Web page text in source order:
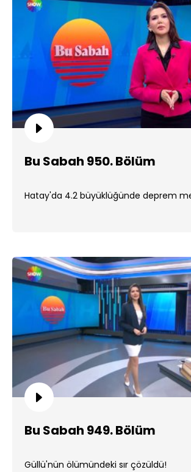
Bu Sabah 950. Bölüm
Hatay'da 4.2 büyüklüğünde deprem
Bu Sabah 949. Bölüm
Güllü'nün ölümündeki sır çözüldü!